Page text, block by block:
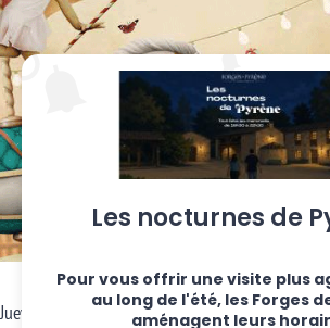
Jueves, 18 de julio de 2019.
Les nocturnes de
Pour vous offrir une visite plus
au long de l'été, les Forges
aménagent leurs